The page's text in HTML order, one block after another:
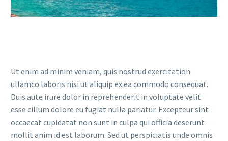
Ut enim ad minim veniam, quis nostrud exercitation
ullamco laboris nisi ut aliquip ex ea commodo consequat.
Duis aute irure dolor in reprehenderit in voluptate velit
esse cillum dolore eu fugiat nulla pariatur. Excepteur sint
occaecat cupidatat non sunt in culpa qui officia deserunt
mollit anim id est laborum. Sed ut perspiciatis unde omnis